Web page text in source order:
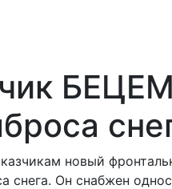
новый
снега. Он снабжен